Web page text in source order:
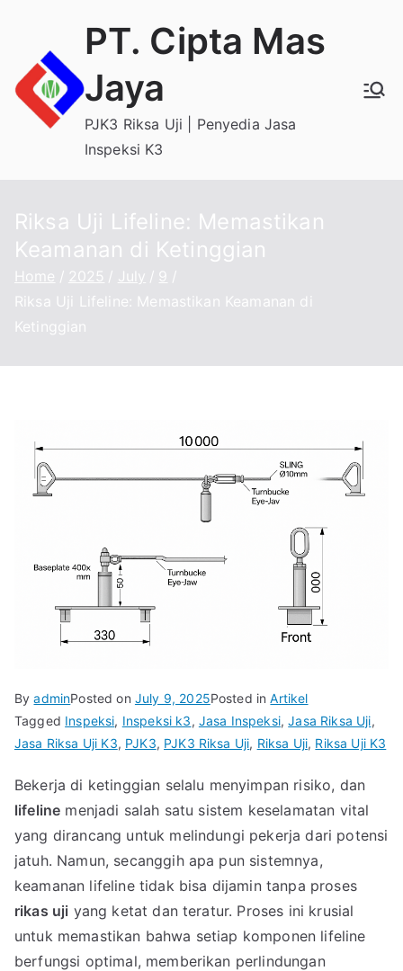
content
PT. Cipta Mas
Jaya
PJK3 Riksa Uji | Penyedia Jasa
Inspeksi K3
Riksa Uji Lifeline: Memastikan
Keamanan di Ketinggian
Home 2025 July
9
Riksa Uji Lifeline: Memastikan Keamanan di
Ketinggian
ByadminPosted on July 9, 2025Posted inArtikel
Tagged Inspeksi, Inspeksi k3, Jasa Inspeksi,Jasa Riksa Uji,
Jasa Riksa Uji K3, PJK3, PJK3 Riksa Uji, Riksa Uji, Riksa Uji K3
Bekerja di ketinggian selalu menyimpan risiko, dan
lifeline menjadi salah satu sistem keselamatan vital
yang dirancang untuk melindungi pekerja dari potensi
jatuh. Namun, secanggih apa pun sistemnya,
keamanan lifeline tidak bisa dijamin tanpa proses
rikas uji yang ketat dan teratur. Proses ini krusial
untuk memastikan bahwa setiap komponen lifeline
berfungsi optimal, memberikan perlindungan